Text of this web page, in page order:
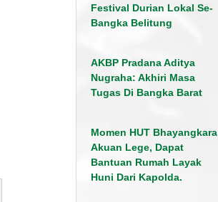
Festival Durian Lokal Se-
Bangka Belitung
AKBP Pradana Aditya
Nugraha: Akhiri Masa
Tugas Di Bangka Barat
Momen HUT Bhayangkara
Akuan Lege, Dapat
Bantuan Rumah Layak
Huni Dari Kapolda.